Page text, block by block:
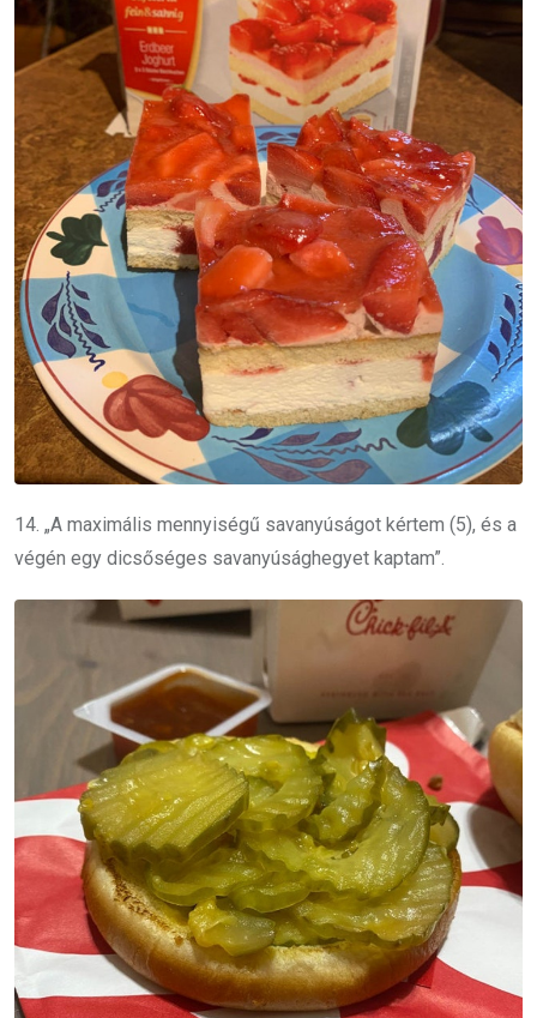
14. „A maximális mennyiségű savanyúságot kértem (5), és a
végén egy dicsőséges savanyúsághegyet kaptam”.